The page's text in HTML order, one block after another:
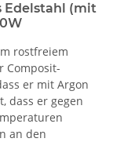
Edelstahl (mit
rostfreiem
Composit-
er mit Argon
dass er gegen
an den